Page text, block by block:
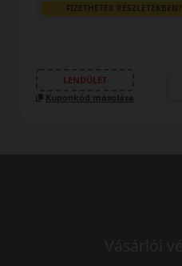
FIZETHETEK RÉSZLETEKBEN?
LENDÜLET
Kuponkód másolása